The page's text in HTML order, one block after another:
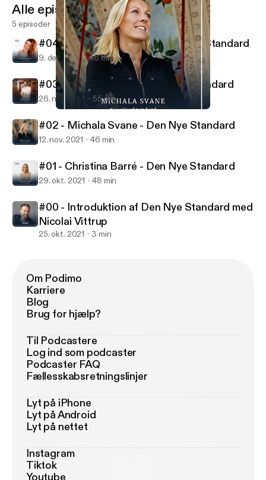
Den Nye Standard
Alle episoder
5 episoder
#04 - Ditte Julie Jensen - Den Nye Standard
9. dec. 2021 46 min
#03 - Nikolaj Koppel - Den Nye Standard
26. nov. 2021 55 min
#02 - Michala Svane - Den Nye Standard
12. nov. 2021 46 min
#01 - Christina Barré - Den Nye Standard
29. okt. 2021 48 min
#00 - Introduktion af Den Nye Standard med
Nicolai Vittrup
25. okt. 2021 3 min
Om Podimo
Karriere
Blog
Brug for hjælp?
Til Podcastere
Log ind som podcaster
Podcaster FAQ
Fællesskabsretningslinjer
Lyt på iPhone
Lyt på Android
Lyt på nettet
Instagram
Tiktok
Youtube